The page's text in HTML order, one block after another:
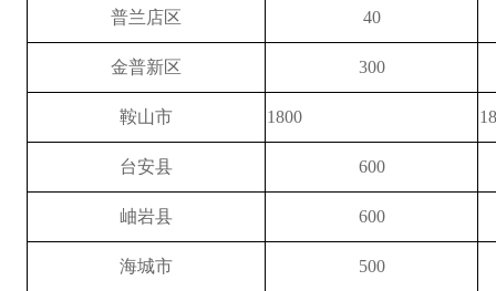
普兰店区 40
金普新区 300
鞍山市 1800
台安县 600
岫岩县 600
海城市 500